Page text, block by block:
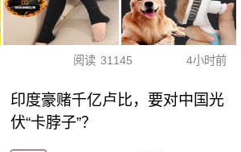
阅读 31145 4小时前
印度豪赌千亿卢比，要对中国光
伏“卡脖子”？